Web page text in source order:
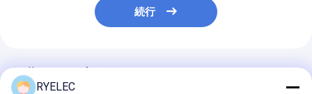
続行
推薦されたプロダクト
RYELEC